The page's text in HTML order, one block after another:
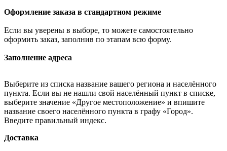
Оформление заказа в стандартном режиме
Если вы уверены в выборе, то можете самостоятельно
оформить заказ, заполнив по этапам всю форму.
Заполнение адреса
Выберите из списка название вашего региона и населённого
пункта. Если вы не нашли свой населённый пункт в списке,
выберите значение «Другое местоположение» и впишите
название своего населённого пункта в графу «Город».
Введите правильный индекс.
Доставка